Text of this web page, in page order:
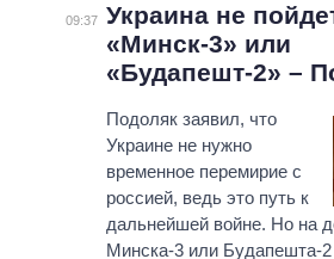
09:37 Украина не
«Минск-3» или
«Будапешт-2» –
Подоляк заявил, что
Украине не нужно
временное перемирие с
россией, ведь это путь к
дальнейшей войне. Но на
Минска-3 или Будапешта-2